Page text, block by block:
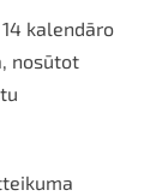
kalendāro
nosūtot